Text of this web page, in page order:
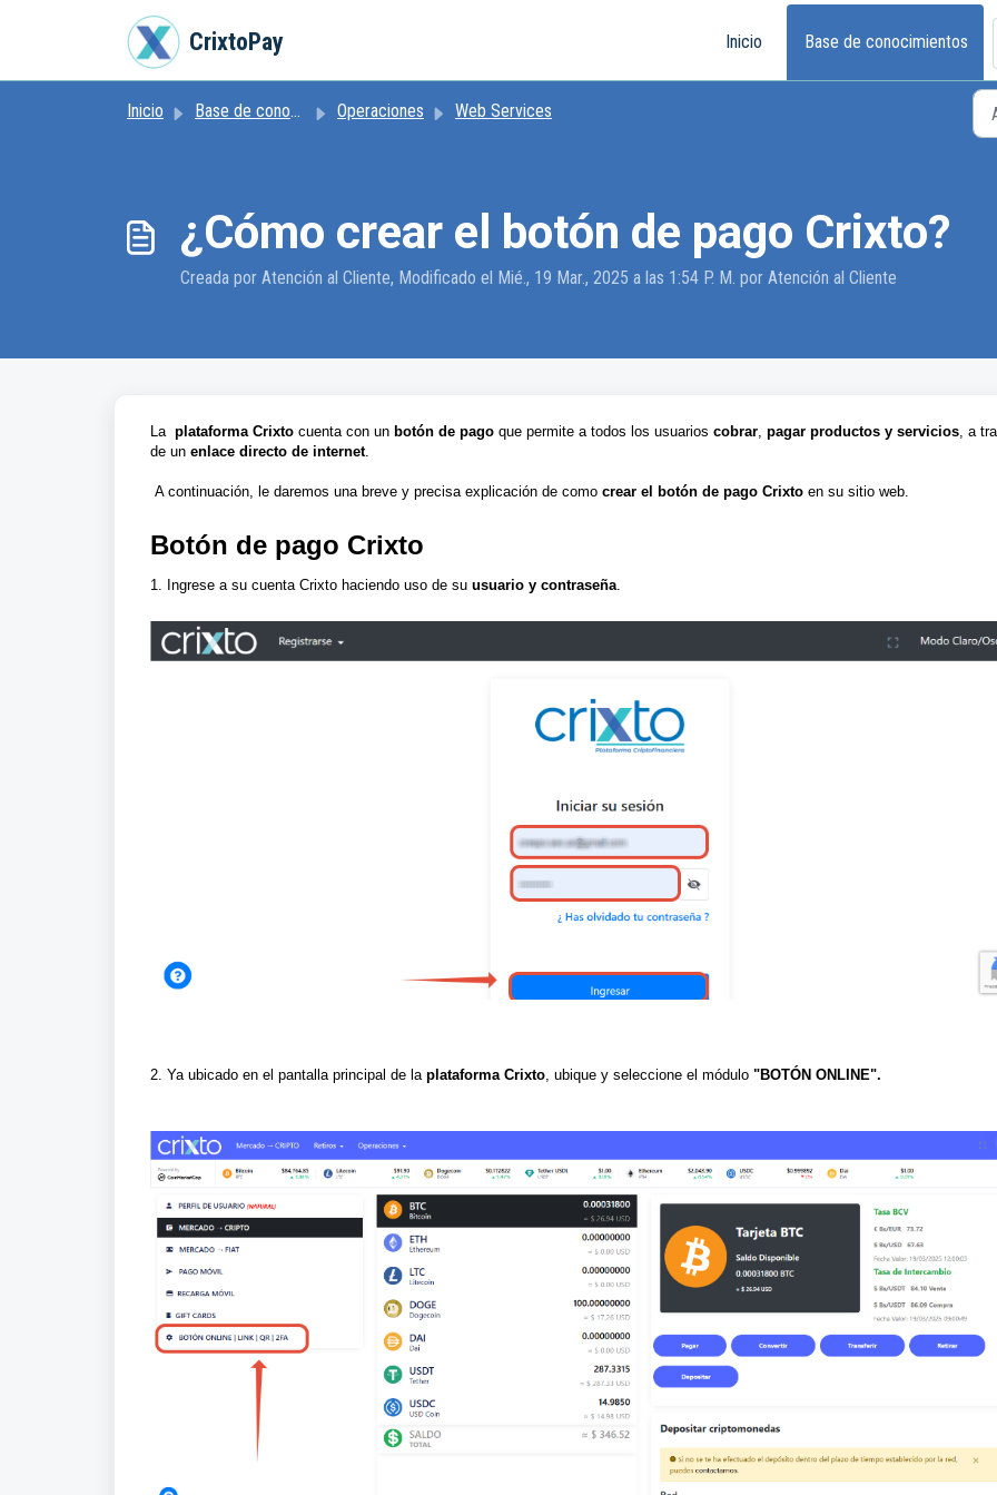
CrixtoPay Inicio Base de conocimientos
Inicio Base de conocimientos Operaciones Web Services
¿Cómo crear el botón de pago Crixto?
Creada por Atención al Cliente, Modificado el Mié., 19 Mar., 2025 a las 1:54 P. M. por Atención al Cliente
La plataforma Crixto cuenta con un botón de pago que permite a todos los usuarios cobrar, pagar productos y servicios, a
de un enlace directo de internet.
A continuación, le daremos una breve y precisa explicación de como crear el botón de pago Crixto en su sitio web.
Botón de pago Crixto
1. Ingrese a su cuenta Crixto haciendo uso de su usuario y contraseña
2. Ya ubicado en el pantalla principal de la plataforma Crixto , ubique y seleccione el módulo "BOTÓN ONLINE".